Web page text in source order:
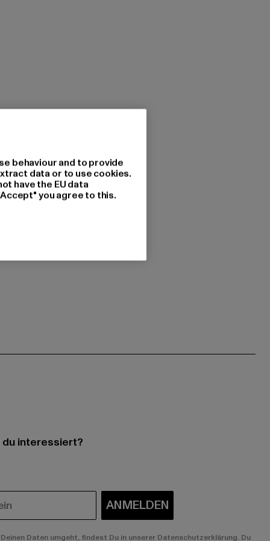
interessiert?
ANMELDEN
Daten umgeht, findest Du in unserer Datenschutzerklärung. Du
behaviour and to provide
data or to use cookies.
have the EU data
you agree to this.